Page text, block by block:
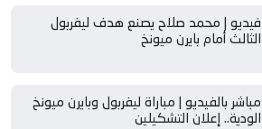
فيديو | محمد صلاح يصنع هدف ليفربول
الثالث أمام بايرن ميونخ
مباشر بالفيديو | مباراة ليفربول وبايرن ميونخ
الودية.. إعلان التشكيلين